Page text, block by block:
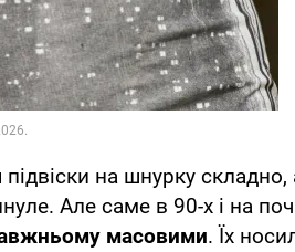
на шнурку складно,
Але саме в 90-х і на
масовими. Їх